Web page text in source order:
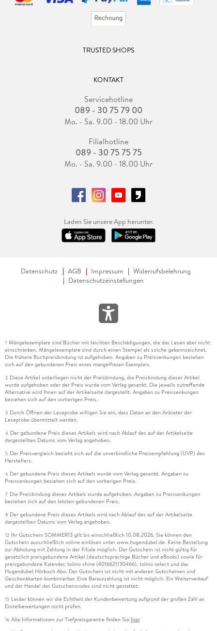
TRUSTED SHOPS
KONTAKT
Servicehotline
089 - 30 75 79 00
Mo. - Sa. 9.00 - 18.00 Uhr
Filialhotline
089 - 30 75 75 75
Mo. - Sa. 9.00 - 18.00 Uhr
Laden Sie unsere App herunter.
Datenschutz AGB Impressum
Widerrufsbelehrung
Datenschutzeinstellungen
1 Mängelexemplare sind Bücher mit leichten Beschädigungen, die das Lesen aber nicht
einschränken. Mängelexemplare sind durch einen Stempel als solche gekennzeichnet.
Die frühere Buchpreisbindung ist aufgehoben. Angaben zu Preissenkungen beziehen
sich auf den gebundenen Preis eines mangelfreien Exemplars.
2 Diese Artikel unterliegen nicht der Preisbindung, die Preisbindung dieser Artikel
wurde aufgehoben oder der Preis wurde vom Verlag gesenkt. Die jeweils zutreffende
Alternative wird Ihnen auf der Artikelseite dargestellt. Angaben zu Preissenkungen
beziehen sich auf den vorherigen Preis.
3 Durch Öffnen der Leseprobe willigen Sie ein, dass Daten an den Anbieter der
Leseprobe übermittelt werden.
4 Der gebundene Preis dieses Artikels wird nach Ablauf des auf der Artikelseite
dargestellten Datums vom Verlag angehoben.
5 Der Preisvergleich bezieht sich auf die unverbindliche Preisempfehlung (UVP) des
Herstellers.
6 Der gebundene Preis dieses Artikels wurde vom Verlag gesenkt. Angaben zu
Preissenkungen beziehen sich auf den vorherigen Preis.
7 Die Preisbindung dieses Artikels wurde aufgehoben. Angaben zu Preissenkungen
beziehen sich auf den letzten gebundenen Preis.
8 Der gebundene Preis dieses Artikels wird nach Ablauf des auf der Artikelseite
dargestellten Datums vom Verlag angehoben.
12 Ihr Gutschein SOMMER13 gilt bis einschließlich 10.08.2026. Sie können den
Gutschein ausschließlich online einlösen unter www.hugendubel.de. Keine Bestellung
zur Abholung mit Zahlung in der Filiale möglich. Der Gutschein ist nicht gültig für
gesetzlich preisgebundene Artikel (deutschsprachige Bücher und eBooks) sowie für
preisgebundene Kalender, tolino shine (4016621130466), tolino select und das
Hugendubel Hörbuch Abo. Der Gutschein ist nicht mit anderen Gutscheinen und
Geschenkkarten kombinierbar. Eine Barauszahlung ist nicht möglich. Ein Weiterverkauf
und der Handel des Gutscheincodes sind nicht gestattet.
15 Leider können wir die Echtheit der Kundenbewertung aufgrund der großen Zahl an
Einzelbewertungen nicht prüfen.
16 Alle Informationen zur Tiefpreisgarantie finden Sie hier